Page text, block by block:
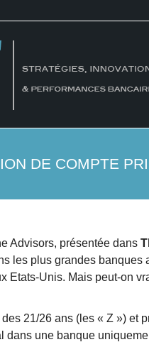
DE COMPTE
Advisors, présentée dans
les plus grandes
Etats-Unis. Mais peut-on
21/26 ans (les « Z ») et
dans une banque